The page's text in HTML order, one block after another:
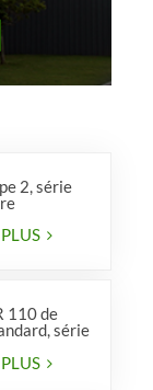
2, série
110 de
série